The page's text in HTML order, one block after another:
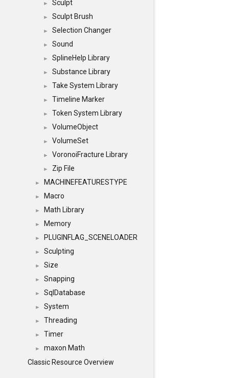
► Sculpt
► Sculpt Brush
► Selection Changer
► Sound
► SplineHelp Library
► Substance Library
► Take System Library
► Timeline Marker
► Token System Library
► VolumeObject
► VolumeSet
► VoronoiFracture Library
► Zip File
► MACHINEFEATURESTYPE
► Macro
► Math Library
► Memory
► PLUGINFLAG_SCENELOADER
► Sculpting
► Size
► Snapping
► SqlDatabase
► System
► Threading
► Timer
►
maxon Math
Classic Resource Overview